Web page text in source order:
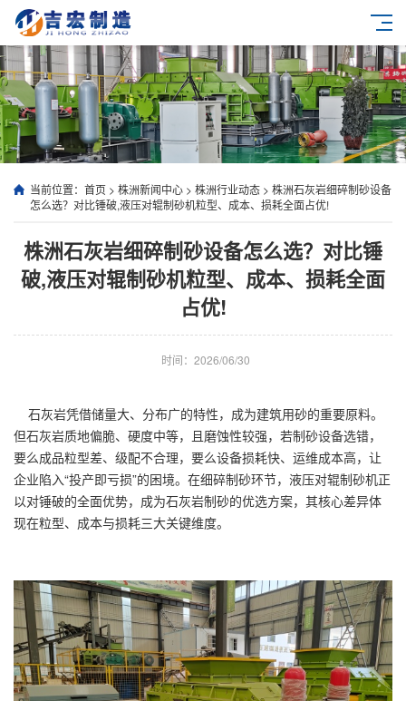
当前位置： 首页 > 株洲新闻中心 > 株洲行业动态 > 株洲石灰岩细碎制砂设备
怎么选？对比锤破,液压对辊制砂机粒型、成本、损耗全面占优!
株洲石灰岩细碎制砂设备怎么选？对比锤
破,液压对辊制砂机粒型、成本、损耗全面
占优!
时间：2026/06/30
石灰岩凭借储量大、分布广的特性，成为建筑用砂的重要原料。
但石灰岩质地偏脆、硬度中等，且磨蚀性较强，若制砂设备选错，
要么成品粒型差、级配不合理，要么设备损耗快、运维成本高，让
企业陷入“投产即亏损”的困境。在细碎制砂环节，液压对辊制砂机正
以对锤破的全面优势，成为石灰岩制砂的优选方案，其核心差异体
现在粒型、成本与损耗三大关键维度。